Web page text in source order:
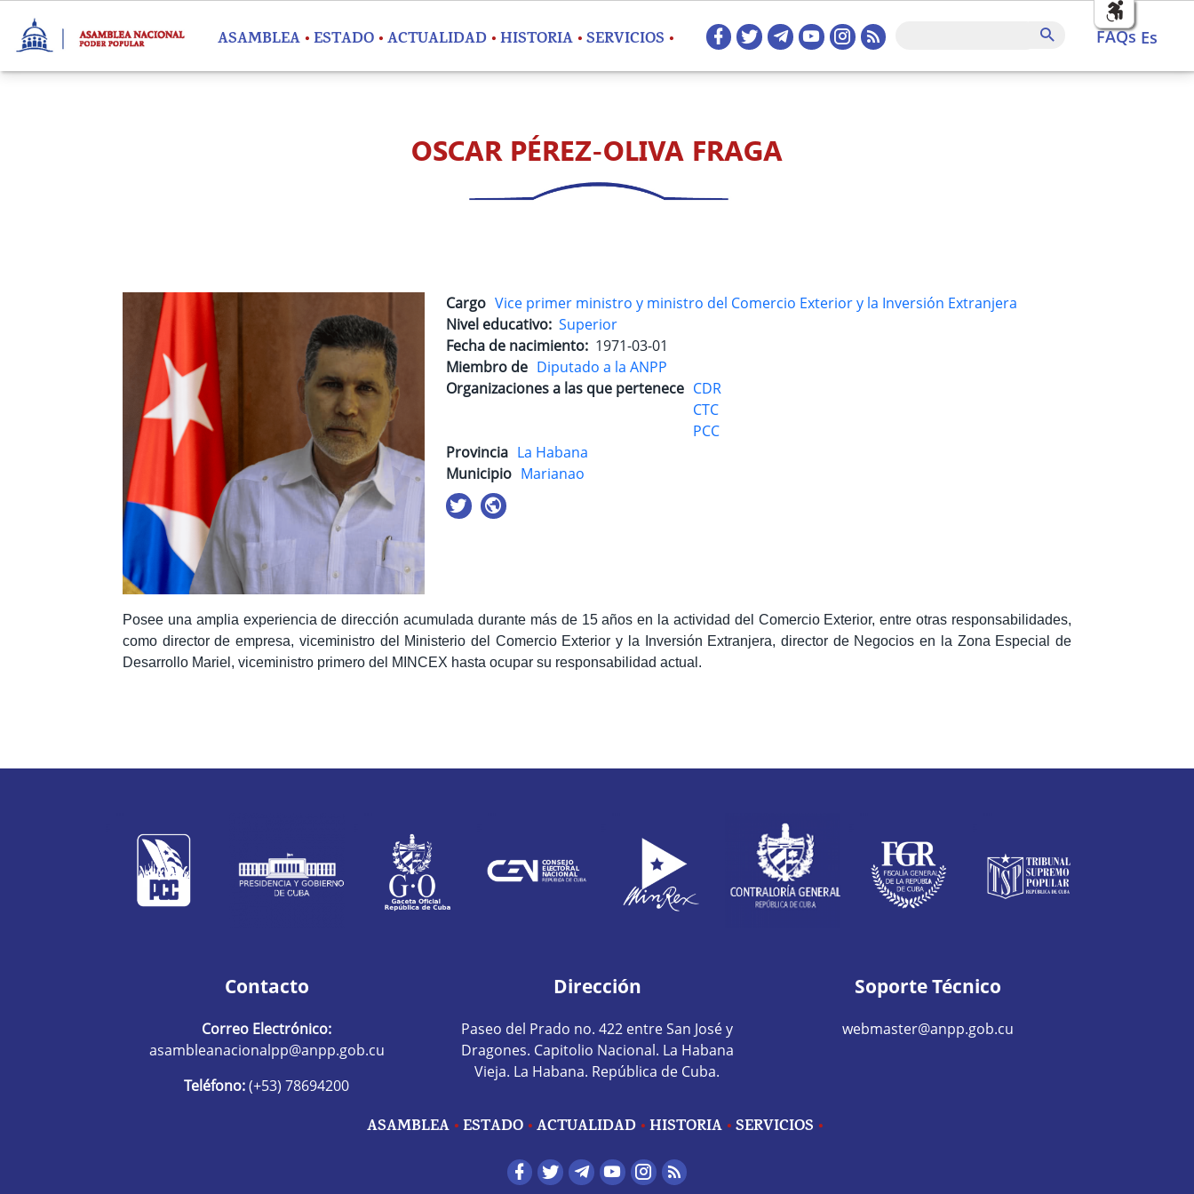
ASAMBLEA ESTADO ACTUALIDAD HISTORIA SERVICIOS
Redes sociales home
FAQs
FAQs es
OSCAR PÉREZ-OLIVA FRAGA
Cargo Vice primer ministro y ministro del Comercio Exterior y la Inversión Extranjera
Nivel educativo Superior
Fecha de nacimiento 1971-03-01
Miembro de Diputado a la ANPP
Organizaciones a las que pertenece CDR
CTC
PCC
Provincia La Habana
Municipio Marianao
Posee una amplia experiencia de dirección acumulada durante más de 15 años en la actividad del Comercio Exterior, entre otras responsabilidades,
como director de empresa, viceministro del Ministerio del Comercio Exterior y la Inversión Extranjera, director de Negocios en la Zona Especial de
Desarrollo Mariel, viceministro primero del MINCEX hasta ocupar su responsabilidad actual.
Contacto
Correo Electrónico:
asambleanacionalpp@anpp.gob.cu
Teléfono:(+53) 78694200
Dirección
Paseo del Prado no. 422 entre San José y
Dragones. Capitolio Nacional. La Habana
Vieja. La Habana. República de Cuba.
Soporte Técnico
webmaster@anpp.gob.cu
ASAMBLEA ESTADO ACTUALIDAD HISTORIA SERVICIOS
Redes sociales home